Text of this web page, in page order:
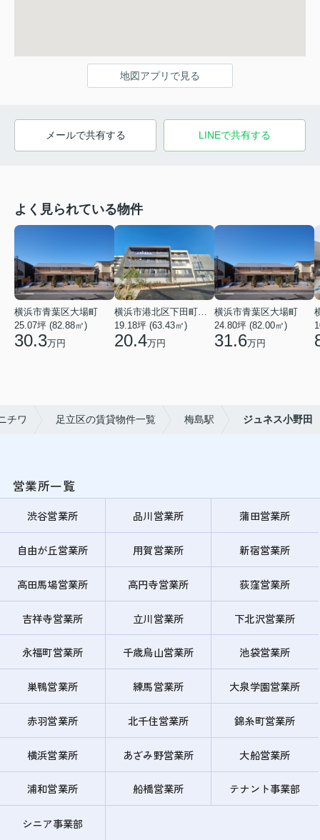
地図アプリで見る
メールで共有する LINEで共有する
よく見られている物件
横浜市青葉区大場町
25.07坪 (82.88㎡)
30.3万円
19.18坪 (63.43㎡)
20.4万円
横浜市青葉区大場町
24.80坪 (82.00㎡)
31.6万円
チワ 足立区の賃貸物件一覧 梅島駅 ジュネス小野田
営業所一覧
渋谷営業所 品川営業所 蒲田営業所
自由が丘営業所 用賀営業所 新宿営業所
高田馬場営業所 高円寺営業所 荻窪営業所
吉祥寺営業所 立川営業所 下北沢営業所
永福町営業所 千歳烏山営業所 池袋営業所
巣鴨営業所 練馬営業所 大泉学園営業所
赤羽営業所 北千住営業所 錦糸町営業所
横浜営業所 あざみ野営業所 大船営業所
浦和営業所 船橋営業所 テナント事業部
シニア事業部